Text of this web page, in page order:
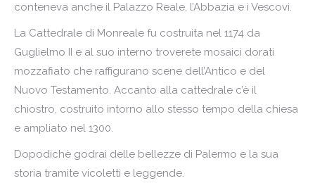
conteneva anche il Palazzo Reale, l’Abbazia e i Vescovi.
La Cattedrale di Monreale fu costruita nel 1174 da
Guglielmo II e al suo interno troverete mosaici dorati
mozzafiato che raffigurano scene dell’Antico e del
Nuovo Testamento. Accanto alla cattedrale c’è il
chiostro, costruito intorno allo stesso tempo della chiesa
e ampliato nel 1300.
Dopodichè godrai delle bellezze di Palermo e la sua
storia tramite vicoletti e leggende.